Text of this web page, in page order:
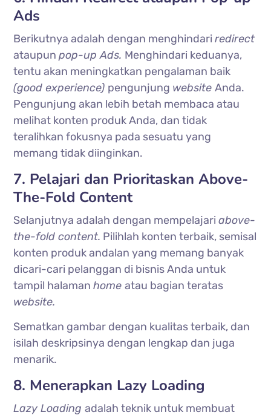
Ads
Berikutnya adalah dengan menghindariredirect
ataupunpop-up Ads. Menghindari keduanya,
tentu akan meningkatkan pengalaman baik
(good experience) pengunjung websiteAnda.
Pengunjung akan lebih betah membaca atau
melihat konten produk Anda, dan tidak
teralihkan fokusnya pada sesuatu yang
memang tidak diinginkan.
7. Pelajari dan Prioritaskan Above-
The-Fold Content
Selanjutnya adalah dengan mempelajariabove-
the-fold content. Pilihlah konten terbaik, semisal
konten produk andalan yang memang banyak
dicari-cari pelanggan di bisnis Anda untuk
tampil halamanhomeatau bagian teratas
website.
Sematkan gambar dengan kualitas terbaik, dan
isilah deskripsinya dengan lengkap dan juga
menarik.
8. Menerapkan Lazy Loading
Lazy Loadingadalah teknik untuk membuat